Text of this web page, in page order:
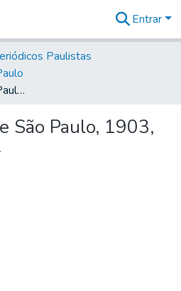
&
Coleções
Tudo na
Biblioteca
Estatísticas
Entrar
Paulistas
O Commercio de São Paulo, 1903, Ano XI, n. 3394
São Paulo, 1903,